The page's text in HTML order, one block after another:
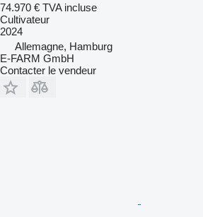
74.970 € TVA incluse
Cultivateur
2024
Allemagne, Hamburg
E-FARM GmbH
Contacter le vendeur